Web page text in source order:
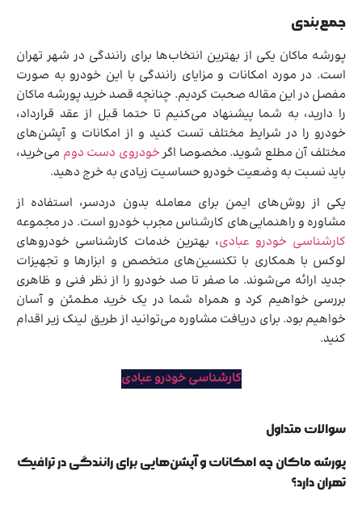
جمع‌بندی
پورشه ماکان یکی از بهترین انتخاب‌ها برای رانندگی در شهر تهران
است. در مورد امکانات و مزایای رانندگی با این خودرو به صورت
مفصل در این مقاله صحبت کردیم. چنانچه قصد خرید پورشه ماکان
را دارید، به شما پیشنهاد می‌کنیم تا حتما قبل از عقد قرارداد،
خودرو را در شرایط مختلف تست کنید و از امکانات و آپشن‌های
مختلف آن مطلع شوید. مخصوصا اگرخودروی دست دوم می‌خرید،
باید نسبت به وضعیت خودرو حساسیت زیادی به خرج دهید.
یکی از روش‌های ایمن برای معامله بدون دردسر، استفاده از
مشاوره و راهنمایی‌های کارشناس مجرب خودرو است. در مجموعه
کارشناسی خودرو عبادی، بهترین خدمات کارشناسی خودروهای
لوکس با همکاری با تکنسین‌های متخصص و ابزارها و تجهیزات
جدید ارائه می‌شوند. ما صفر تا صد خودرو را از نظر فنی و ظاهری
بررسی خواهیم‌ کرد و همراه شما در یک خرید مطمئن و آسان
خواهیم بود. برای دریافت مشاوره می‌توانید از طریق لینک زیر اقدام
کنید.
کارشناسی خودرو عبادی
سوالات متداول
پورشه ماکان چه امکانات و آپشن‌هایی برای رانندگی در ترافیک
تهران دارد؟